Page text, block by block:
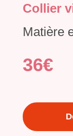
Collier
Matière
36€